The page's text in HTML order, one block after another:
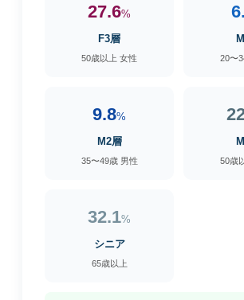
27.6%
F3層
50歳以上 女性 20〜
9.8%
M2層
35〜49歳 男性 50歳
32.1%
シニア
65歳以上